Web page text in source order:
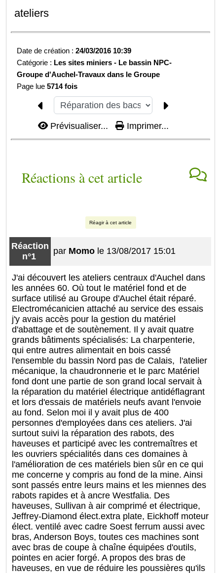
ateliers
Date de création :24/03/2016 10:39
Catégorie : Les sites miniers - Le bassin NPC-
Groupe d'Auchel-Travaux dans le Groupe
Page lue5714 fois
Prévisualiser... Imprimer...
Réactions à cet article
Réagir à cet article
Réaction
n°1
par Momo le 13/08/2017 15:01
J'ai découvert les ateliers centraux d'Auchel dans
les années 60. Où tout le matériel fond et de
surface utilisé au Groupe d'Auchel était réparé.
Electromécanicien attaché au service des essais
j'y avais accès pour la gestion du matériel
d'abattage et de soutènement. Il y avait quatre
grands bâtiments spécialisés: La charpenterie,
qui entre autres alimentait en bois cassé
l'ensemble du bassin Nord pas de Calais, l'atelier
mécanique, la chaudronnerie et le parc Matériel
fond dont une partie de son grand local servait à
la réparation du matériel électrique antidéflagrant
et lors d'essais de matériels neufs avant l'envoie
au fond. Selon moi il y avait plus de 400
personnes d'employées dans ces ateliers. J'ai
surtout suivi la réparation des rabots, des
haveuses et participé avec les contremaîtres et
les ouvriers spécialités dans ces domaines à
l'amélioration de ces matériels bien sûr en ce qui
me concerne y compris au fond de la mine. Ainsi
sont passés entre leurs mains et les miennes des
rabots rapides et à ancre Westfalia. Des
haveuses, Sullivan à air comprimé et électrique,
Jeffrey-Diamond élect.extra plate, Eickhoff moteur
élect. ventilé avec cadre Soest ferrum aussi avec
bras, Anderson Boys, toutes ces machines sont
avec bras de coupe à chaîne équipées d'outils,
pointes en acier forgé. A propos des bras de
haveuses, en vue de réduire les poussières qu'ils